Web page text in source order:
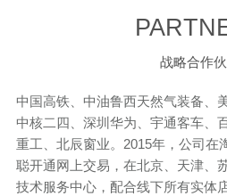
战略合作
中国高铁、中油鲁西天然气装备、
中核二四、深圳华为、宇通客车、
重工、北辰窗业。2015年，公司在
聪开通网上交易，在北京、天津、
技术服务中心，配合线下所有实体